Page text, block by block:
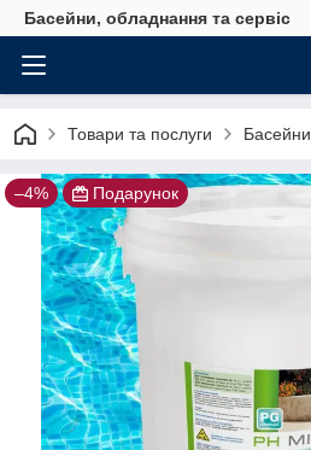
Басейни, обладнання та сервіс
Товари та послуги Басейни
–4% Подарунок